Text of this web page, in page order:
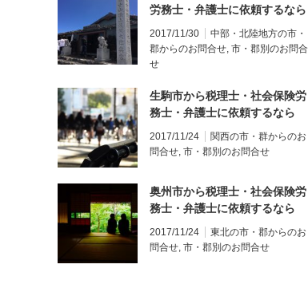
労務士・弁護士に依頼するなら
Real & Cloudグループ
2017/11/30
中部・北陸地方の市・
郡からのお問合せ, 市・郡別のお問合
せ
生駒市から税理士・社会保険労
務士・弁護士に依頼するなら
Real＆Cloudグループ
2017/11/24
関西の市・群からのお
問合せ, 市・郡別のお問合せ
奥州市から税理士・社会保険労
務士・弁護士に依頼するなら
Real＆Cloudグループ
2017/11/24
東北の市・郡からのお
問合せ, 市・郡別のお問合せ